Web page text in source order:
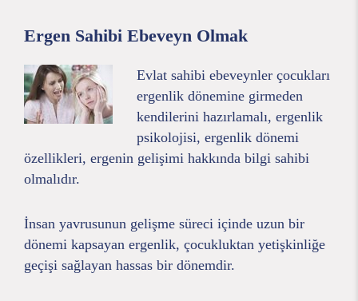
Ergen Sahibi Ebeveyn Olmak
Evlat sahibi ebeveynler çocukları
ergenlik dönemine girmeden
kendilerini hazırlamalı, ergenlik
psikolojisi, ergenlik dönemi
özellikleri, ergenin gelişimi hakkında bilgi sahibi
olmalıdır.
İnsan yavrusunun gelişme süreci içinde uzun bir
dönemi kapsayan ergenlik, çocukluktan yetişkinliğe
geçişi sağlayan hassas bir dönemdir.